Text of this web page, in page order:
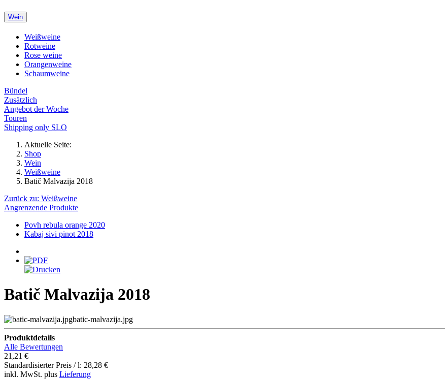
Wein
Weißweine
Rotweine
Rose weine
Orangenweine
Schaumweine
Bündel
Zusätzlich
Angebot der Woche
Touren
Shipping only SLO
Aktuelle Seite:
Shop
Wein
Weißweine
Batič Malvazija 2018
Zurück zu: Weißweine
Angrenzende Produkte
Povh rebula orange 2020
Kabaj sivi pinot 2018
Batič Malvazija 2018
batic-malvazija.jpg
Produktdetails
Alle Bewertungen
21,21 €
Standardisierter Preis / l: 28,28 €
inkl. MwSt. plus Lieferung